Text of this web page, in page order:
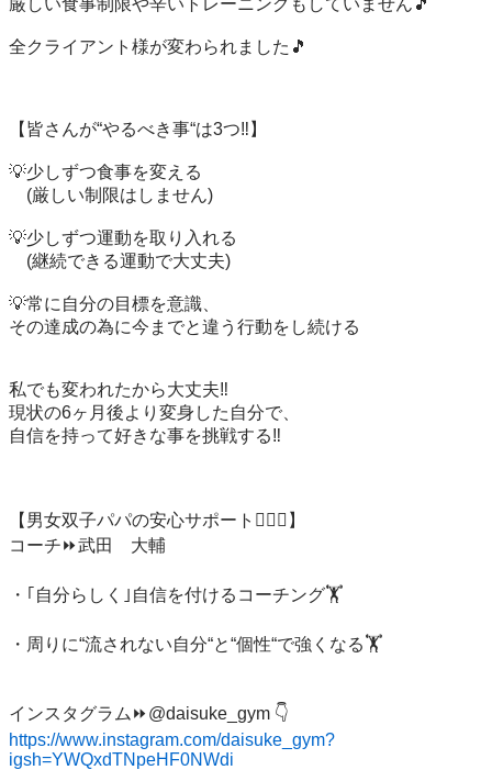
厳しい食事制限や辛いトレーニングもしていません🎵
全クライアント様が変わられました🎵
【皆さんが“やるべき事“は3つ‼️】
💡少しずつ食事を変える
(厳しい制限はしません)
💡少しずつ運動を取り入れる
(継続できる運動で大丈夫)
💡常に自分の目標を意識、
その達成の為に今までと違う行動をし続ける
私でも変われたから大丈夫‼️
現状の6ヶ月後より変身した自分で、
自信を持って好きな事を挑戦する‼️
【男女双子パパの安心サポート👩‍❤️‍👨】
コーチ⏩武田　大輔
・｢自分らしく｣自信を付けるコーチング🏋️
・周りに“流されない自分“と“個性“で強くなる🏋️
https://www.instagram.com/daisuke_gym?
igsh=YWQxdTNpeHF0NWdi